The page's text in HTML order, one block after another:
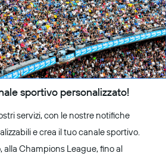
sportivo personalizzato!
servizi, con le nostre notifiche
e crea il tuo canale sportivo.
alla Champions League, fino al